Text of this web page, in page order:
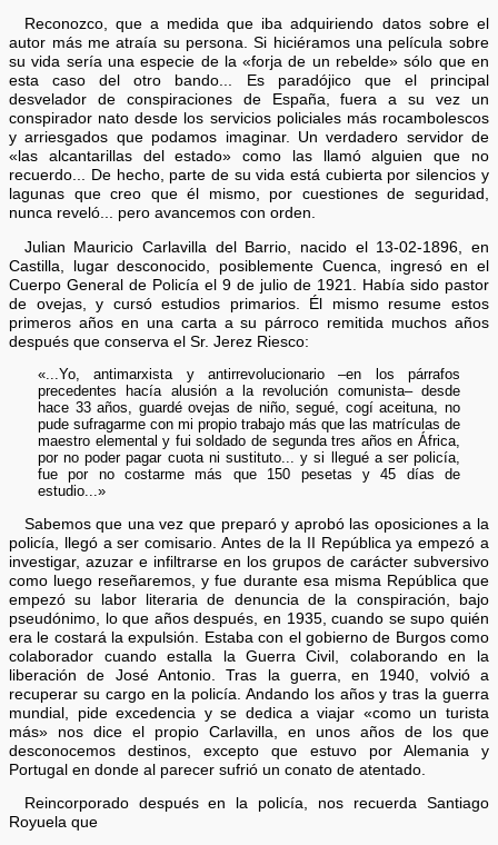
Reconozco, que a medida que iba adquiriendo datos sobre el
autor más me atraía su persona. Si hiciéramos una película sobre
su vida sería una especie de la «forja de un rebelde» sólo que en
esta caso del otro bando... Es paradójico que el principal
desvelador de conspiraciones de España, fuera a su vez un
conspirador nato desde los servicios policiales más rocambolescos
y arriesgados que podamos imaginar. Un verdadero servidor de
«las alcantarillas del estado» como las llamó alguien que no
recuerdo... De hecho, parte de su vida está cubierta por silencios y
lagunas que creo que él mismo, por cuestiones de seguridad,
nunca reveló... pero avancemos con orden.
Julian Mauricio Carlavilla del Barrio, nacido el 13-02-1896, en
Castilla, lugar desconocido, posiblemente Cuenca, ingresó en el
Cuerpo General de Policía el 9 de julio de 1921. Había sido pastor
de ovejas, y cursó estudios primarios. Él mismo resume estos
primeros años en una carta a su párroco remitida muchos años
después que conserva el Sr. Jerez Riesco:
«...Yo, antimarxista y antirrevolucionario –en los párrafos
precedentes hacía alusión a la revolución comunista– desde
hace 33 años, guardé ovejas de niño, segué, cogí aceituna, no
pude sufragarme con mi propio trabajo más que las matrículas de
maestro elemental y fui soldado de segunda tres años en África,
por no poder pagar cuota ni sustituto... y si llegué a ser policía,
fue por no costarme más que 150 pesetas y 45 días de
estudio...»
Sabemos que una vez que preparó y aprobó las oposiciones a la
policía, llegó a ser comisario. Antes de la II República ya empezó a
investigar, azuzar e infiltrarse en los grupos de carácter subversivo
como luego reseñaremos, y fue durante esa misma República que
empezó su labor literaria de denuncia de la conspiración, bajo
pseudónimo, lo que años después, en 1935, cuando se supo quién
era le costará la expulsión. Estaba con el gobierno de Burgos como
colaborador cuando estalla la Guerra Civil, colaborando en la
liberación de José Antonio. Tras la guerra, en 1940, volvió a
recuperar su cargo en la policía. Andando los años y tras la guerra
mundial, pide excedencia y se dedica a viajar «como un turista
más» nos dice el propio Carlavilla, en unos años de los que
desconocemos destinos, excepto que estuvo por Alemania y
Portugal en donde al parecer sufrió un conato de atentado.
Reincorporado después en la policía, nos recuerda Santiago
Royuela que